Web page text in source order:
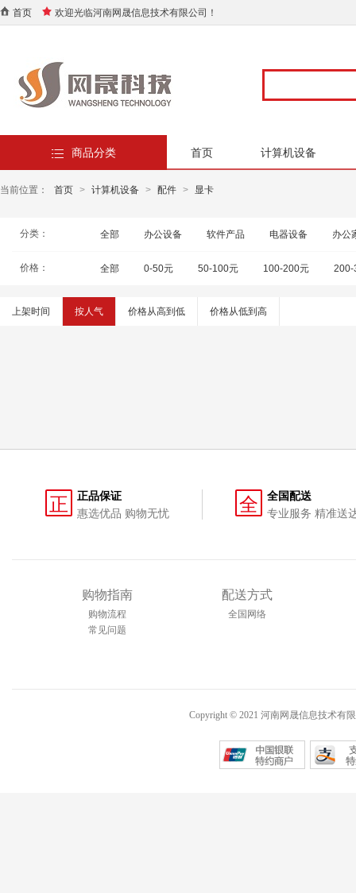
首页 欢迎光临河南网晟信息技术有限公司！
商品分类 首页 计算机设备
当前位置： 首页 > 计算机设备 > 配件 > 显卡
分类： 全部 办公设备 软件产品 电器设备 办公
价格： 全部 0-50元 50-100元 100-200元 200-
上架时间 按人气 价格从高到低 价格从低到高
正
正品保证
惠选优品 购物无忧
全
全国配送
专业服务 精准送
购物指南
购物流程
常见问题
配送方式
全国网络
Copyright © 2021 河南网晟信息技术有